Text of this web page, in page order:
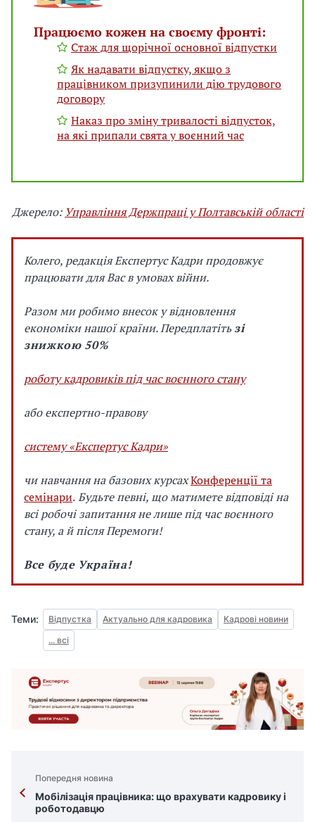
Працюємо кожен на своєму фронті:
Стаж для щорічної основної відпустки
Як надавати відпустку, якщо з
працівником призупинили дію трудового
договору
Наказ про зміну тривалості відпусток,
на які припали свята у воєнний час
Джерело: Управління Держпраці у Полтавській області
Колего, редакція Експертус Кадри продовжує
працювати для Вас в умовах війни.
Разом ми робимо внесок у відновлення
економіки нашої країни.Передплатітьзі
знижкою 50%
роботу кадровиків під час воєнного стану
або експертно-правову
систему «Експертус Кадри»
чи навчання на базових курсахКонференції та
семінари.Будьте певні, що матимете відповіді на
всі робочі запитання не лише під час воєнного
стану, а й після Перемоги!
Все буде Україна!
Теми: Відпустка Актуально для кадровика
Кадрові новини
... всі
Попередня новина
Мобілізація працівника: що врахувати кадровику і
роботодавцю